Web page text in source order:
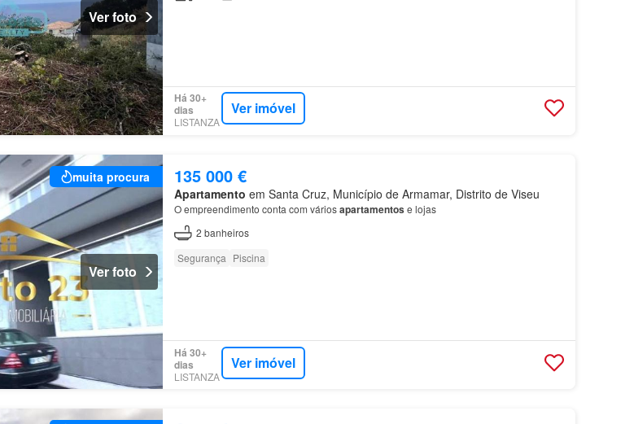
Ver foto
Há 30+
dias
LISTANZA
Ver imóvel
muita procura
Ver foto
135 000 €
Apartamento em Santa Cruz, Município de Armamar, Distrito de Viseu
O empreendimento conta com váriosapartamentos e lojas
2 banheiros
Segurança Piscina
Há 30+
dias
LISTANZA
Ver imóvel